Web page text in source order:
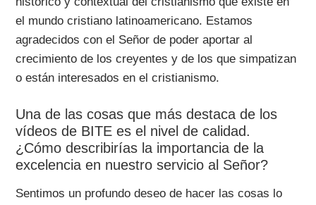
el mundo cristiano latinoamericano. Estamos
agradecidos con el Señor de poder aportar al
crecimiento de los creyentes y de los que simpatizan
o están interesados en el cristianismo.
Una de las cosas que más destaca de los
vídeos de BITE es el nivel de calidad.
¿Cómo describirías la importancia de la
excelencia en nuestro servicio al Señor?
Sentimos un profundo deseo de hacer las cosas lo